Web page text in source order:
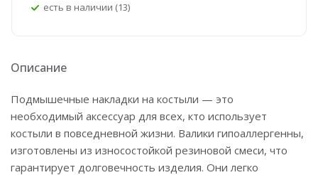
Есть в наличии (13)
Описание
Подмышечные накладки на костыли — это
необходимый аксессуар для всех, кто использует
костыли в повседневной жизни. Валики гипоаллергенны,
изготовлены из износостойкой резиновой смеси, что
гарантирует долговечность изделия. Они легко